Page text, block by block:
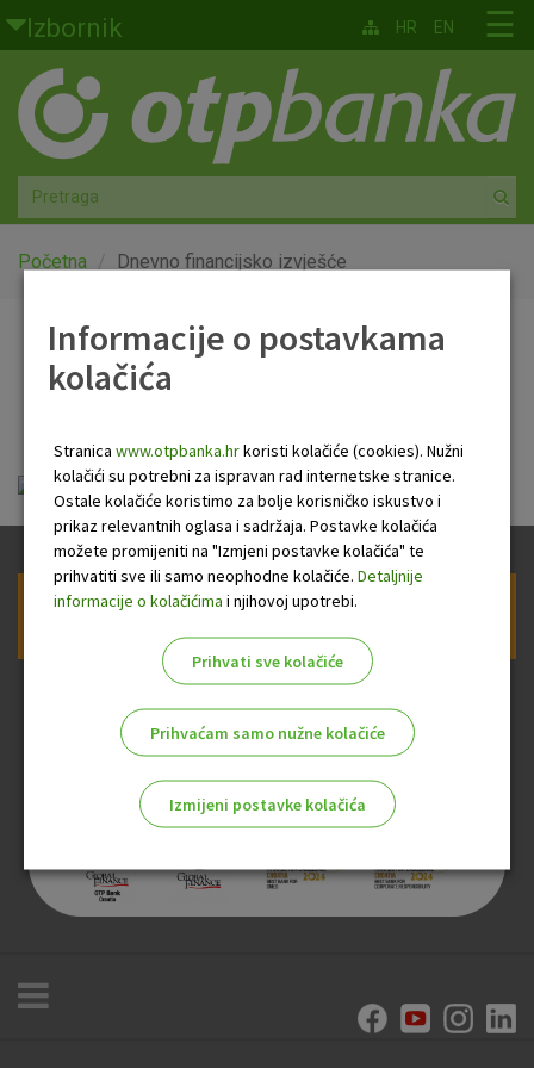
Skoči na glavni sadržaj
Izbornik
Građani
Privatno bankarstvo
Agro
Mala poduzeća i obrtnici
Globalna tržišta
O nama
☰
HR EN
Početna Dnevno financijsko izvješće
Dnevno financijsko
OTP Dnevno financijsko izvješće.pdf
Prijava na newsletter OTP banke
Informacije o postavkama
kolačića
Stranica www.otpbanka.hrkoristi kolačiće (cookies). Nužni
kolačići su potrebni za ispravan rad internetske stranice.
Ostale kolačiće koristimo za bolje korisničko iskustvo i
prikaz relevantnih oglasa i sadržaja. Postavke kolačića
možete promijeniti na "Izmjeni postavke kolačića" te
prihvatiti sve ili samo neophodne kolačiće. Detaljnije
informacije o kolačićima i njihovoj upotrebi.
Prihvati sve kolačiće
Prihvaćam samo nužne kolačiće
Izmijeni postavke kolačića